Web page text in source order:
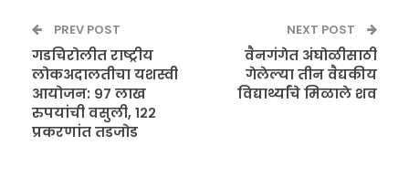
PREV POST
गडचिरोलीत राष्ट्रीय
लोकअदालतीचा यशस्वी
आयोजन: ९७ लाख
रुपयांची वसुली, १२२
प्रकरणांत तडजोड
NEXT POST
वैनगंगेत अंघोळीसाठी
गेलेल्या तीन वैद्यकीय
विद्यार्थ्यांचे मिळाले शव